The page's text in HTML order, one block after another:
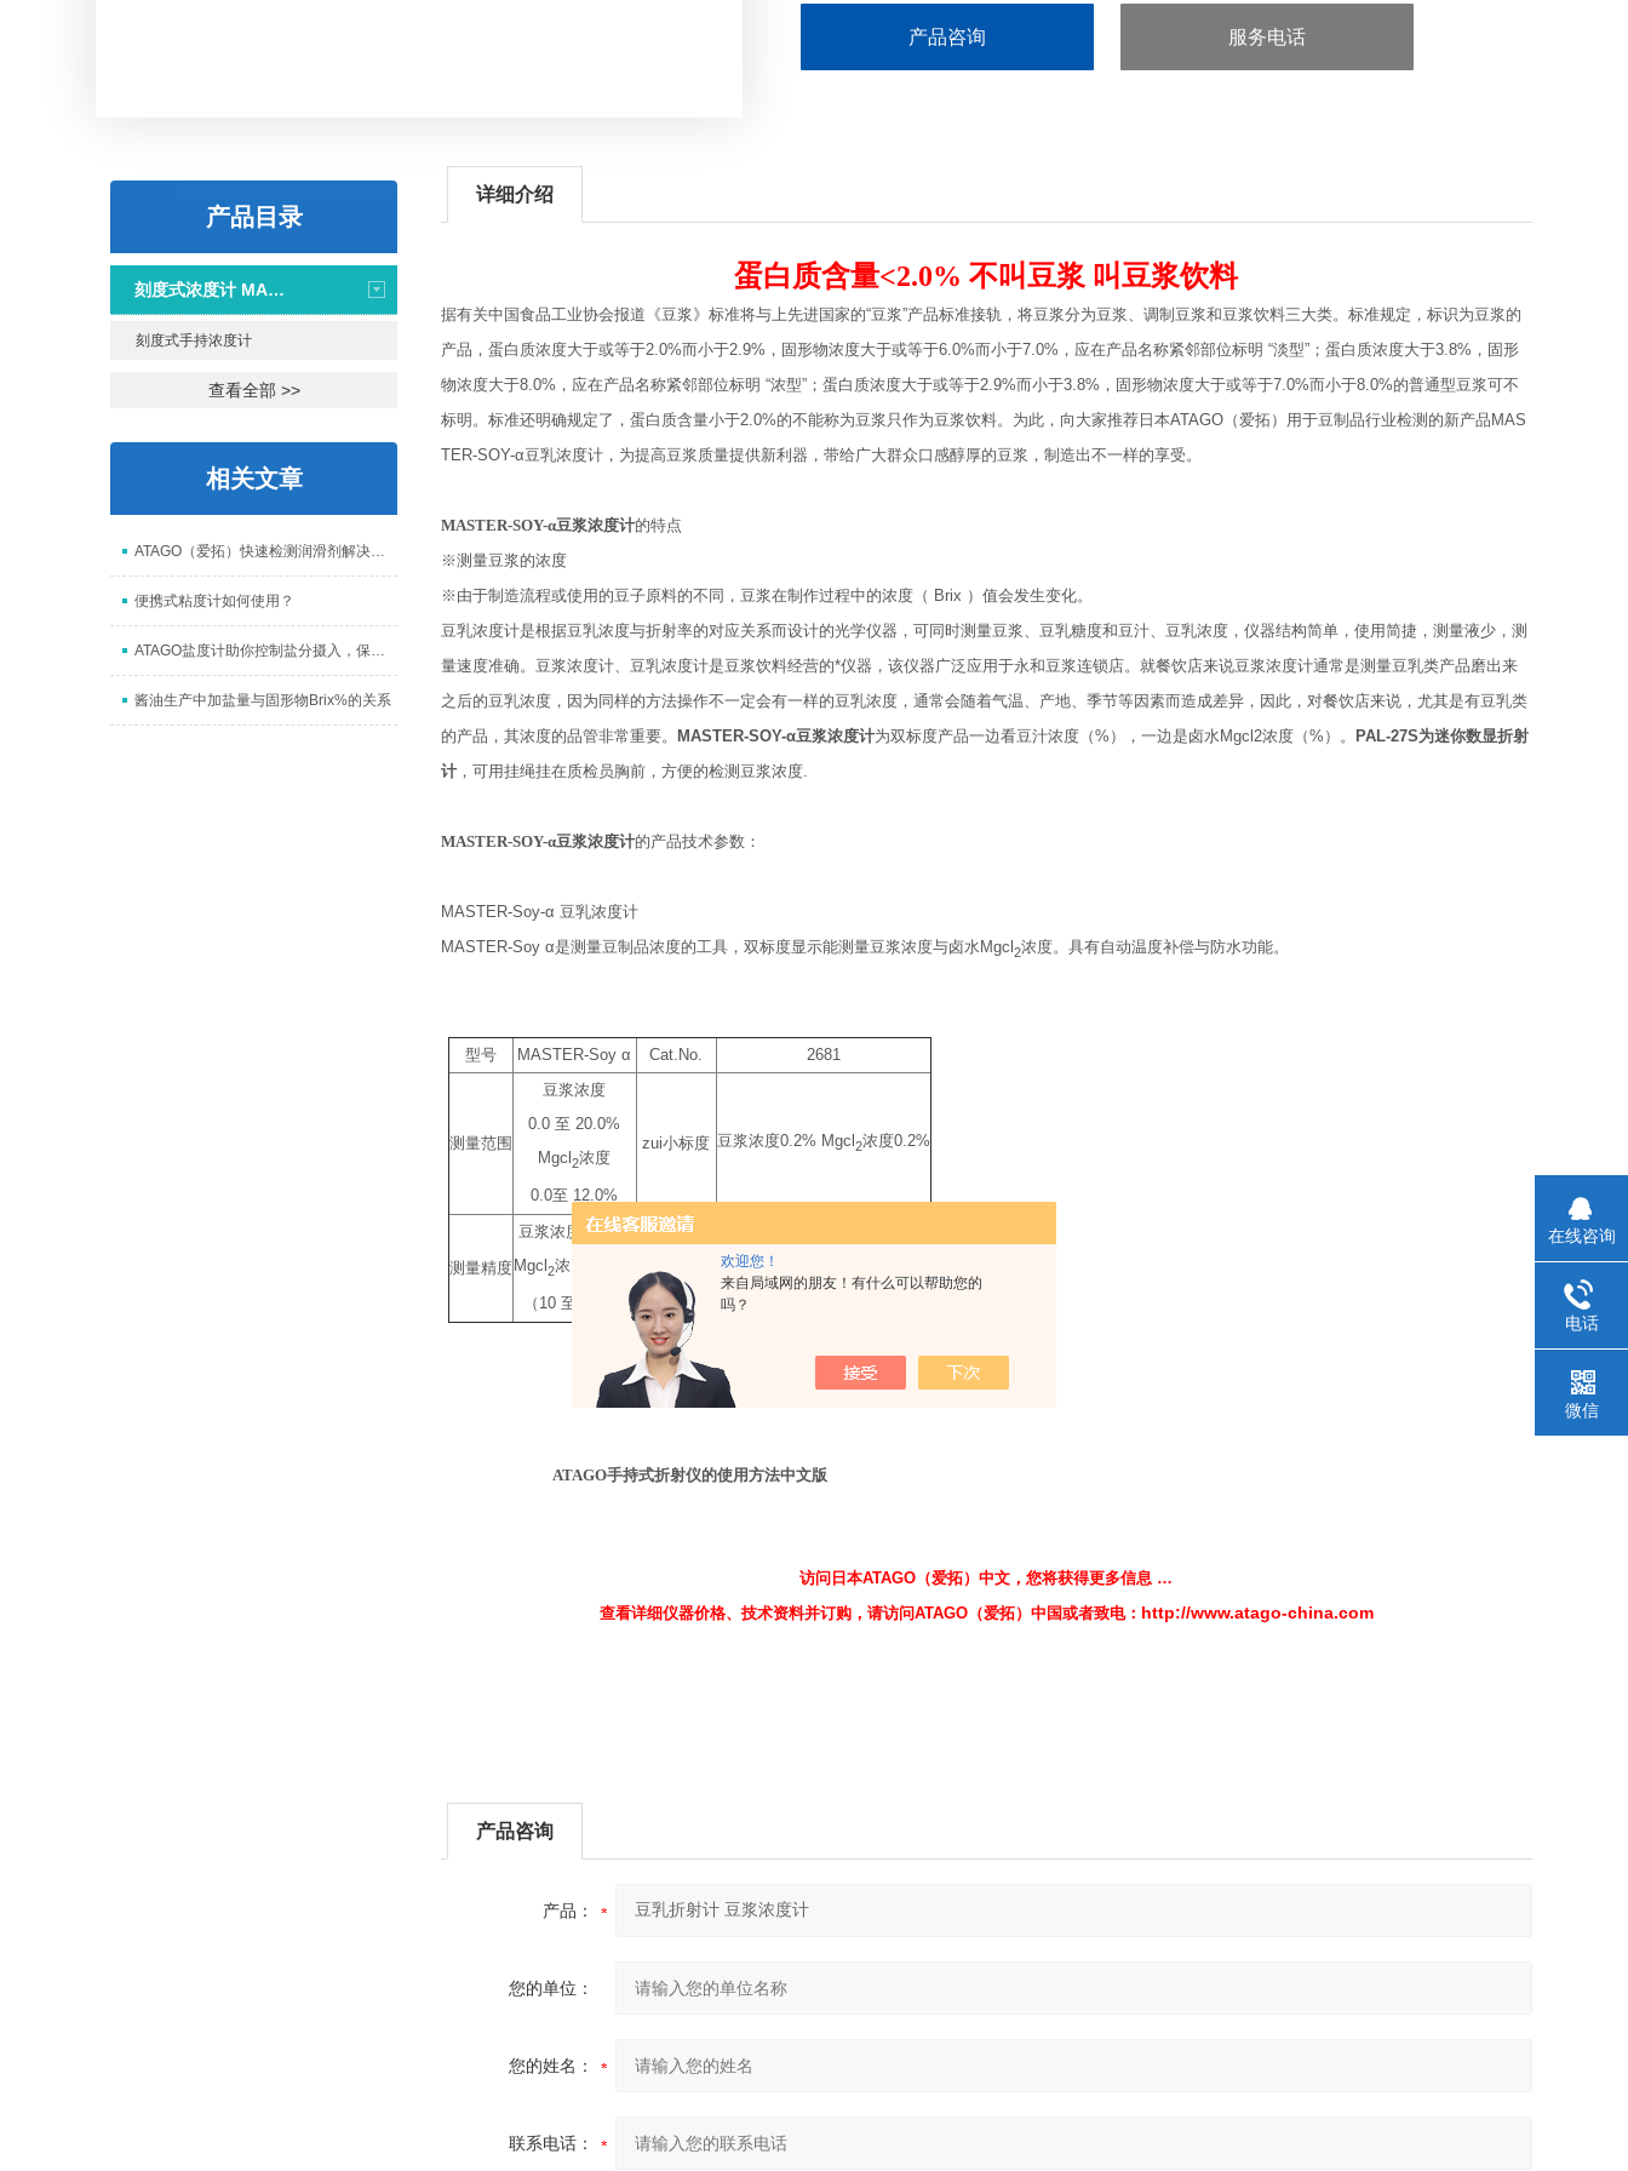
欢迎您！
来自局域网的朋友！有什么可以帮助您的
吗？
产品咨询 服务电话
产品目录
刻度式浓度计 MASTER系列
刻度式手持浓度计
查看全部 >>
相关文章
ATAGO（爱拓）快速检测润滑剂解决方案
便携式粘度计如何使用？
ATAGO盐度计助你控制盐分摄入，保持营养健康
酱油生产中加盐量与固形物Brix%的关系
详细介绍
蛋白质含量<2.0% 不叫豆浆 叫豆浆饮料
据有关中国食品工业协会报道《豆浆》标准将与上先进国家的“豆浆”产品标准接轨，将豆浆分为豆浆、调制豆浆和豆浆饮料三大类。标准规定，标识为豆浆的
产品，蛋白质浓度大于或等于2.0%而小于2.9%，固形物浓度大于或等于6.0%而小于7.0%，应在产品名称紧邻部位标明 “淡型”；蛋白质浓度大于3.8%，固形
物浓度大于8.0%，应在产品名称紧邻部位标明 “浓型”；蛋白质浓度大于或等于2.9%而小于3.8%，固形物浓度大于或等于7.0%而小于8.0%的普通型豆浆可不
标明。标准还明确规定了，蛋白质含量小于2.0%的不能称为豆浆只作为豆浆饮料。为此，向大家推荐日本ATAGO（爱拓）用于豆制品行业检测的新产品MAS
TER-SOY-α豆乳浓度计，为提高豆浆质量提供新利器，带给广大群众口感醇厚的豆浆，制造出不一样的享受。
MASTER-SOY-α豆浆浓度计的特点
※测量豆浆的浓度
※由于制造流程或使用的豆子原料的不同，豆浆在制作过程中的浓度（ Brix ）值会发生变化。
豆乳浓度计是根据豆乳浓度与折射率的对应关系而设计的光学仪器，可同时测量豆浆、豆乳糖度和豆汁、豆乳浓度，仪器结构简单，使用简捷，测量液少，测
量速度准确。豆浆浓度计、豆乳浓度计是豆浆饮料经营的*仪器，该仪器广泛应用于永和豆浆连锁店。就餐饮店来说豆浆浓度计通常是测量豆乳类产品磨出来
之后的豆乳浓度，因为同样的方法操作不一定会有一样的豆乳浓度，通常会随着气温、产地、季节等因素而造成差异，因此，对餐饮店来说，尤其是有豆乳类
的产品，其浓度的品管非常重要。
MASTER-SOY-α豆浆浓度计为双标度产品一边看豆汁浓度（%），一边是卤水Mgcl2浓度（%）。
PAL-27S为迷你数显折射
计，可用挂绳挂在质检员胸前，方便的检测豆浆浓度.
MASTER-SOY-α豆浆浓度计的产品技术参数：
MASTER-Soy-α 豆乳浓度计
MASTER-Soy α是测量豆制品浓度的工具，双标度显示能测量豆浆浓度与卤水Mgcl 2浓度。具有自动温度补偿与防水功能。
型号 MASTER-Soy α Cat.No. 2681
测量范围
豆浆浓度
0.0 至 20.0%
Mgcl2浓度
0.0至 12.0%
zui小标度 豆浆浓度0.2% Mgcl2浓度0.2%
测量精度
豆浆浓度± 0.5%
Mgcl2浓度± 0.2%
（10 至30°C）
IP防护等级 IP65 （目镜除外）
ATAGO手持式折射仪的使用方法中文版
访问日本ATAGO（爱拓）中文，您将获得更多信息 …
查看详细仪器价格、技术资料并订购，请访问ATAGO（爱拓）中国或者致电： http://www.atago-china.com
产品咨询
产品：
您的单位：
您的姓名：
联系电话：
在线咨询
电话
微信